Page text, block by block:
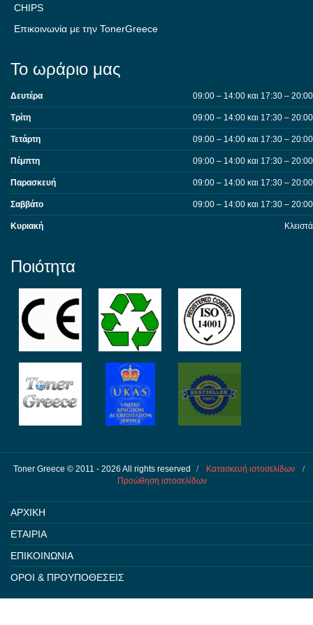
CHIPS
Επικοινωνία με την TonerGreece
Το ωράριο μας
Δευτέρα 09:00 – 14:00 και 17:30 – 20:00
Τρίτη 09:00 – 14:00 και 17:30 – 20:00
Τετάρτη 09:00 – 14:00 και 17:30 – 20:00
Πέμπτη 09:00 – 14:00 και 17:30 – 20:00
Παρασκευή 09:00 – 14:00 και 17:30 – 20:00
Σαββάτο 09:00 – 14:00 και 17:30 – 20:00
Κυριακή Κλειστά
Ποιότητα
Toner Greece © 2011 - 2026 All rights reserved / Κατασκευή ιστοσελίδων
/
Προώθηση ιστοσελίδων
ΑΡΧΙΚΗ
ΕΤΑΙΡΙΑ
ΕΠΙΚΟΙΝΩΝΙΑ
ΟΡΟΙ & ΠΡΟΥΠΟΘΕΣΕΙΣ